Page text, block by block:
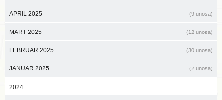
APRIL 2025 (9 unosa)
MART 2025 (12 unosa)
FEBRUAR 2025 (30 unosa)
JANUAR 2025 (2 unosa)
2024